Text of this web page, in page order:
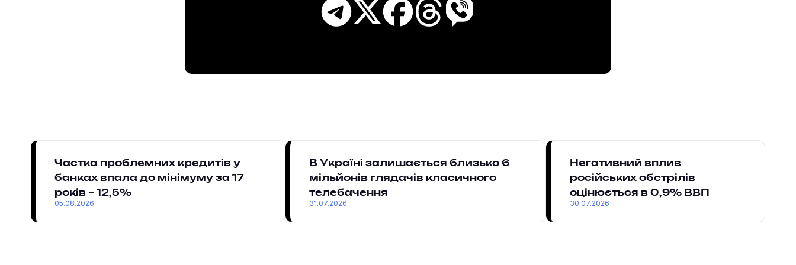
Частка проблемних кредитів у
банках впала до мінімуму за 17
років – 12,5%
05.08.2026
В Україні залишається близько 6
мільйонів глядачів класичного
телебачення
31.07.2026
Негативний вплив
російських обстрілів
оцінюється в 0,9% ВВП
30.07.2026